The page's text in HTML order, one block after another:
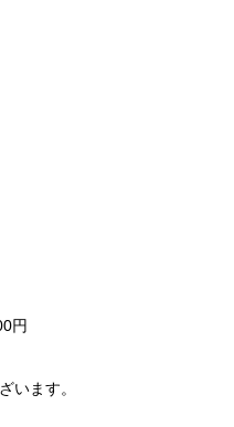
円
います。